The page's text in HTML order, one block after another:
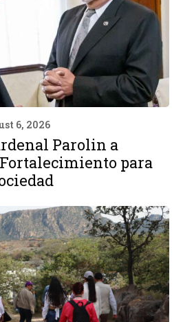
6, 2026
Parolin a
para